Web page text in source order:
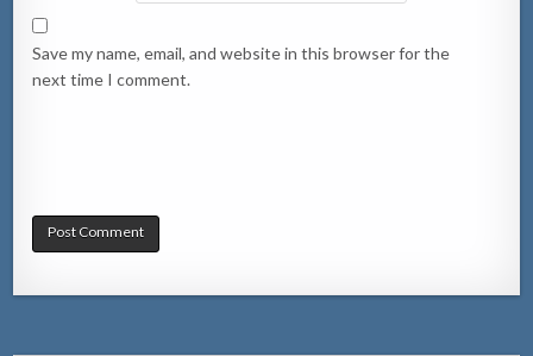
Save my name, email, and website in this browser for the
next time I comment.